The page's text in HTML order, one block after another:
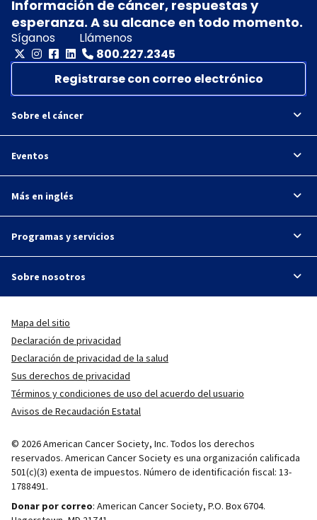
Información de cáncer, respuestas y
esperanza. A su alcance en todo momento.
Síganos
Llámenos
800.227.2345
Registrarse con correo electrónico
Sobre el cáncer
Eventos
Más en inglés
Programas y servicios
Sobre nosotros
Mapa del sitio
Declaración de privacidad
Declaración de privacidad de la salud
Sus derechos de privacidad
Términos y condiciones de uso del acuerdo del usuario
Avisos de Recaudación Estatal
© 2026 American Cancer Society, Inc. Todos los derechos
reservados. American Cancer Society es una organización calificada
501(c)(3) exenta de impuestos. Número de identificación fiscal: 13-
1788491.
Donar por correo: American Cancer Society, P.O. Box 6704.